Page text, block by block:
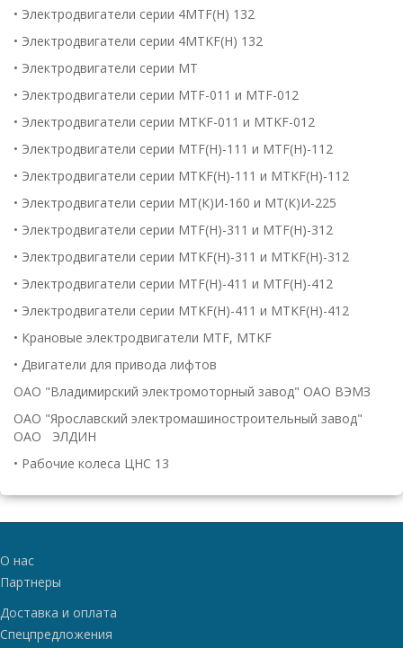
• Электродвигатели серии 4МТF(H) 132
• Электродвигатели серии 4МТKF(H) 132
• Электродвигатели серии МТ
• Электродвигатели серии MTF-011 и МТF-012
• Электродвигатели серии MTKF-011 и МТKF-012
• Электродвигатели серии MTF(H)-111 и МТF(H)-112
• Электродвигатели серии MTKF(H)-111 и МТKF(H)-112
• Электродвигатели серии МТ(К)И-160 и МТ(К)И-225
• Электродвигатели серии MTF(H)-311 и МТF(H)-312
• Электродвигатели серии MTKF(H)-311 и МТKF(H)-312
• Электродвигатели серии MTF(H)-411 и МТF(H)-412
• Электродвигатели серии MTKF(H)-411 и MTKF(H)-412
• Крановые электродвигатели MTF, MTKF
• Двигатели для привода лифтов
ОАО "Владимирский электромоторный завод" ОАО ВЭМЗ
ОАО "Ярославский электромашиностроительный завод"
ОАО ЭЛДИН
• Рабочие колеса ЦНС 13
О нас
Партнеры
Доставка и оплата
Спецпредложения